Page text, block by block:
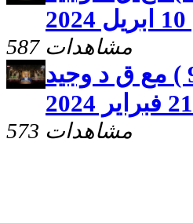
587 مشاهدات
صوت المحبة ( البشارة على الملأ الحلقة 9 ) مع ق د وجيد
573 مشاهدات